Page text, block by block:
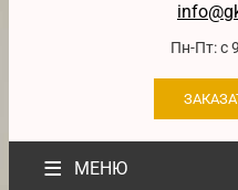
Пн-Пт: с
≡ МЕНЮ